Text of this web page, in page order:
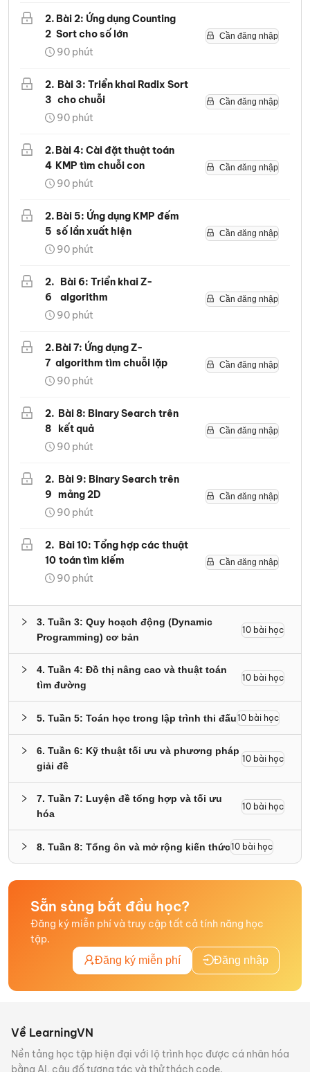
2.
2
Bài 2: Ứng dụng Counting
Sort cho số lớn
90 phút
Cần đăng nhập
2.
3
Bài 3: Triển khai Radix Sort
cho chuỗi
90 phút
Cần đăng nhập
2.
4
Bài 4: Cài đặt thuật toán
KMP tìm chuỗi con
90 phút
Cần đăng nhập
2.
5
Bài 5: Ứng dụng KMP đếm
số lần xuất hiện
90 phút
Cần đăng nhập
2.
6
Bài 6: Triển khai Z-
algorithm
90 phút
Cần đăng nhập
2.
7
Bài 7: Ứng dụng Z-
algorithm tìm chuỗi lặp
90 phút
Cần đăng nhập
2.
8
Bài 8: Binary Search trên
kết quả
90 phút
Cần đăng nhập
2.
9
Bài 9: Binary Search trên
mảng 2D
90 phút
Cần đăng nhập
2.
10
Bài 10: Tổng hợp các thuật
toán tìm kiếm
90 phút
Cần đăng nhập
3. Tuần 3: Quy hoạch động (Dynamic
Programming) cơ bản
10 bài học
4. Tuần 4: Đồ thị nâng cao và thuật toán
tìm đường
10 bài học
5. Tuần 5: Toán học trong lập trình thi đấu10 bài học
6. Tuần 6: Kỹ thuật tối ưu và phương pháp
giải đề
10 bài học
7. Tuần 7: Luyện đề tổng hợp và tối ưu
hóa
10 bài học
8. Tuần 8: Tổng ôn và mở rộng kiến thức10 bài học
Sẵn sàng bắt đầu học?
Đăng ký miễn phí và truy cập tất cả tính năng học
tập.
Đăng ký miễn phí Đăng nhập
Về LearningVN
Nền tảng học tập hiện đại với lộ trình học được cá nhân hóa
bằng AI, câu đố tương tác và thử thách code.